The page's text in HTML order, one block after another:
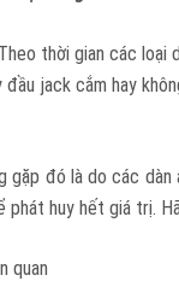
thời gian các
jack cắm hay
đó là do các
phát huy hết giá trị.
quan